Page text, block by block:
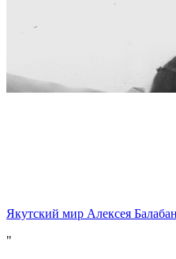
Якутский мир Алексея